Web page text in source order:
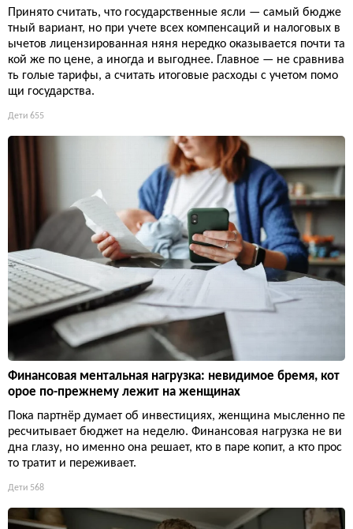
Принято считать, что государственные ясли — самый бюдже
тный вариант, но при учете всех компенсаций и налоговых в
ычетов лицензированная няня нередко оказывается почти та
кой же по цене, а иногда и выгоднее. Главное — не сравнива
ть голые тарифы, а считать итоговые расходы с учетом помо
щи государства.
Дети 655
Финансовая ментальная нагрузка: невидимое бремя, кот
орое по-прежнему лежит на женщинах
Пока партнёр думает об инвестициях, женщина мысленно пе
ресчитывает бюджет на неделю. Финансовая нагрузка не ви
дна глазу, но именно она решает, кто в паре копит, а кто прос
то тратит и переживает.
Дети 568